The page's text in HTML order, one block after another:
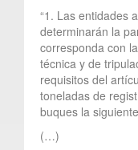
“1. Las entidades
determinarán la
corresponda con
técnica y de
requisitos del
toneladas de
buques la
(…)